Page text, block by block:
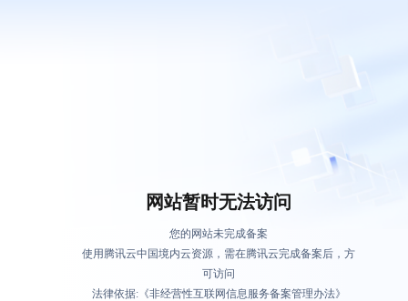
网站暂时无法访问
您的网站未完成备案
使用腾讯云中国境内云资源，需在腾讯云完成备案后，方
可访问
法律依据:《非经营性互联网信息服务备案管理办法》